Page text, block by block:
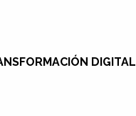
DIGITAL